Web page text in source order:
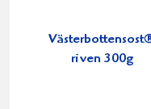
riven 300g